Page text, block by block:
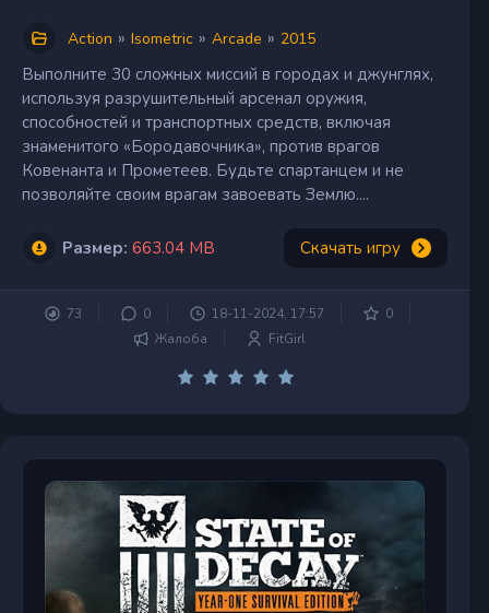
Action » Isometric » Arcade » 2015
Выполните 30 сложных миссий в городах и джунглях,
используя разрушительный арсенал оружия,
способностей и транспортных средств, включая
знаменитого «Бородавочника», против врагов
Ковенанта и Прометеев. Будьте спартанцем и не
позволяйте своим врагам завоевать Землю....
Размер: 663.04 MB Скачать игру
73 0 18-11-2024, 17:57
0
Жалоба
FitGirl